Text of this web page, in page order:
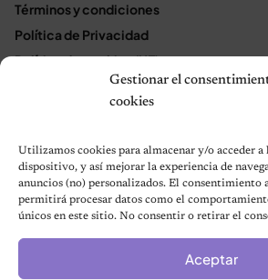
Gestionar el
cookies
Utilizamos cookies para almacenar y/o acceder
dispositivo, y así mejorar la experiencia de
anuncios (no) personalizados. El consentimiento
permitirá procesar datos como el
únicos en este sitio. No consentir o retirar el
Aceptar
Términos y condiciones
Política de Privacidad
Política de cookies (UE)
© 2026 Notas de Mascotas